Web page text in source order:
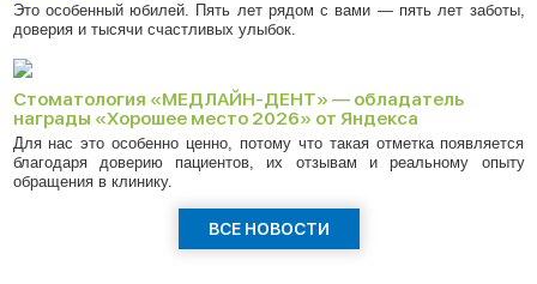
Это особенный юбилей. Пять лет рядом с вами — пять лет заботы,
доверия и тысячи счастливых улыбок.
Стоматология «МЕДЛАЙН-ДЕНТ» — обладатель
награды «Хорошее место 2026» от Яндекса
Для нас это особенно ценно, потому что такая отметка появляется
благодаря доверию пациентов, их отзывам и реальному опыту
обращения в клинику.
ВСЕ НОВОСТИ